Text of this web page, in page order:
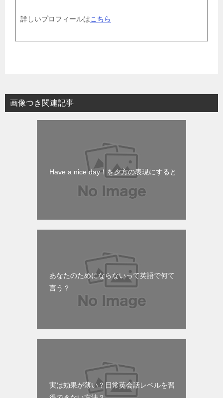
詳しいプロフィールはこちら
画像つき関連記事
Have a nice day！を夕方の表現にすると
あなたのためにならないって英語で何て
言う？
実は効果が薄い？日常英会話レベルを習